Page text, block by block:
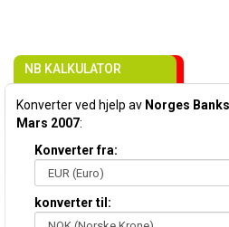
NB KALKULATOR
Konverter ved hjelp av Norges
Mars 2007:
Konverter fra:
konverter til: